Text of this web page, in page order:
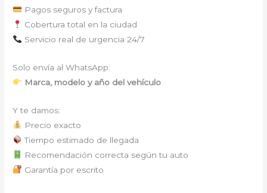
Pagos seguros y factura
Cobertura total en la ciudad
Servicio real de urgencia 24/7
Solo envía al WhatsApp:
Marca, modelo y año del vehículo
Y te damos:
Precio exacto
Tiempo estimado de llegada
Recomendación correcta según tu auto
Garantía por escrito